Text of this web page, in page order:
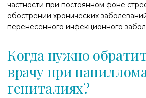
частности при постоянном фоне
обострении хронических
перенесённого инфекционного
Когда нужно
врачу при
гениталиях?